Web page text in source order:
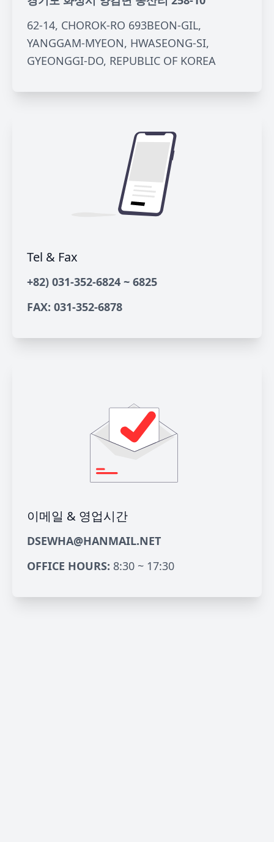
62-14, CHOROK-RO 693BEON-GIL,
YANGGAM-MYEON, HWASEONG-SI,
GYEONGGI-DO, REPUBLIC OF KOREA
Tel & Fax
+82) 031-352-6824 ~ 6825
FAX: 031-352-6878
이메일 & 영업시간
DSEWHA@HANMAIL.NET
OFFICE HOURS: 8:30 ~ 17:30